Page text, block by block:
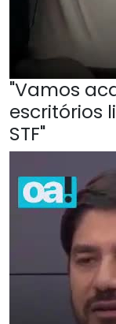
"Vamos
escritórios
STF"